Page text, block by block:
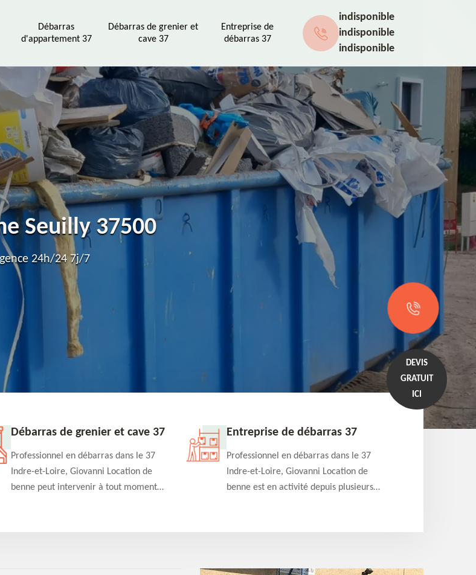
Débarras
d'appartement 37
Débarras de grenier et
cave 37
Entreprise de
débarras 37
indisponible
indisponible
indisponible
Seuilly 37500
24h/24 7j/7
DEVIS
GRATUIT
ICI
Débarras de grenier et cave 37
Professionnel en débarras dans le 37
Indre-et-Loire, Giovanni Location de
benne peut intervenir à tout moment
détaillé offert
Entreprise de débarras 37
Professionnel en débarras dans le 37
Indre-et-Loire, Giovanni Location de
benne est en activité depuis plusieurs
appartement, cave et grenier. Vous fait